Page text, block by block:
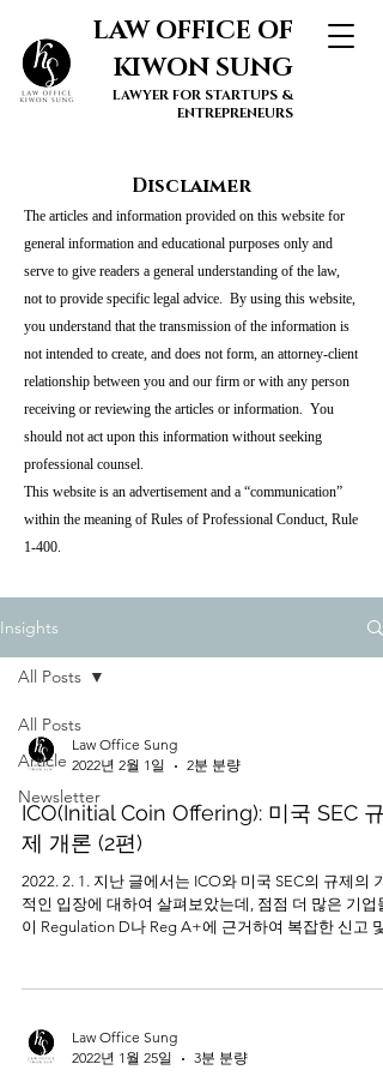
LAW OFFICE OF
KIWON SUNG
LAWYER FOR STARTUPS &
ENTREPRENEURS
Disclaimer
The articles and information provided on this website for
general information and educational purposes only and
serve to give readers a general understanding of the law,
not to provide specific legal advice. By using this website,
you understand that the transmission of the information is
not intended to create, and does not form, an attorney-client
relationship between you and our firm or with any person
receiving or reviewing the articles or information. You
should not act upon this information without seeking
professional counsel.
This website is an advertisement and a “communication”
within the meaning of Rules of Professional Conduct, Rule
1-400.
Insights
All Posts
Article
Newsletter
All Posts
Law Office Sung
2022년 2월 1일
2분 분량
ICO(Initial Coin Offering): 미국 SEC 규
제 개론 (2편)
2022. 2. 1. 지난 글에서는 ICO와 미국 SEC의 규제의
적인 입장에 대하여 살펴보았는데, 점점 더 많은 기업들
이 Regulation D나 Reg A+에 근거하여 복잡한 신고 및
Law Office Sung
2022년 1월 25일
3분 분량